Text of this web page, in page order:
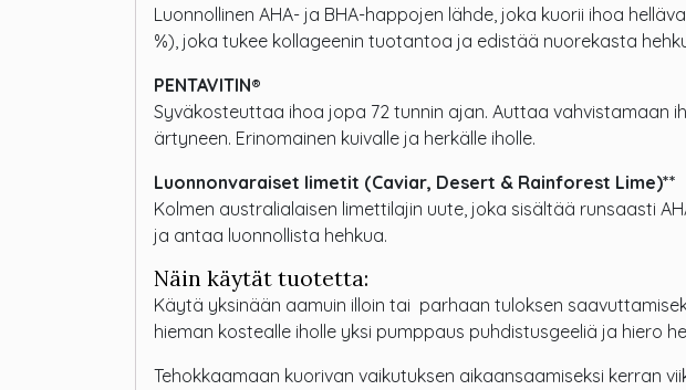
Luonnollinen AHA- ja BHA-happojen lähde, joka kuorii ihoa
%), joka tukee kollageenin tuotantoa ja edistää nuorekasta
PENTAVITIN®
Syväkosteuttaa ihoa jopa 72 tunnin ajan. Auttaa vahvistamaan
ärtyneen. Erinomainen kuivalle ja herkälle iholle.
Luonnonvaraiset limetit (Caviar, Desert & Rainforest Lime)**
Kolmen australialaisen limettilajin uute, joka sisältää runsaasti
ja antaa luonnollista hehkua.
Näin käytät tuotetta:
Käytä yksinään aamuin illoin tai parhaan tuloksen
hieman kostealle iholle yksi pumppaus puhdistusgeeliä ja hiero
Tehokkaamaan kuorivan vaikutuksen aikaansaamiseksi kerran